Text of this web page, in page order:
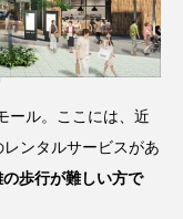
ール。ここには、近
ンタルサービスがあ
歩行が難しい方で